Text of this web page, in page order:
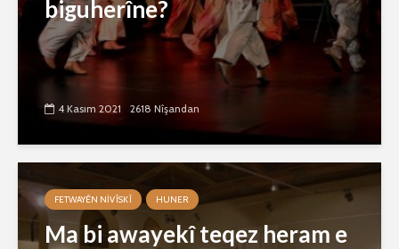
biguherîne?
4 Kasım 2021 2618 Nîşandan
FETWAYÊN NIVÎSKÎ HUNER
Ma bi awayekî teqez heram e